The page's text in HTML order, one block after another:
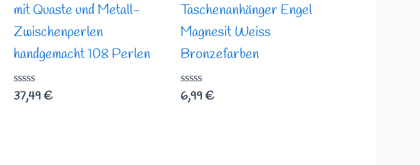
mit Quaste und Metall-
Zwischenperlen
handgemacht 108 Perlen
Bewertet
mit
37,49€
Taschenanhänger Engel
Magnesit Weiss
Bronzefarben
Bewertet
mit
6,99€